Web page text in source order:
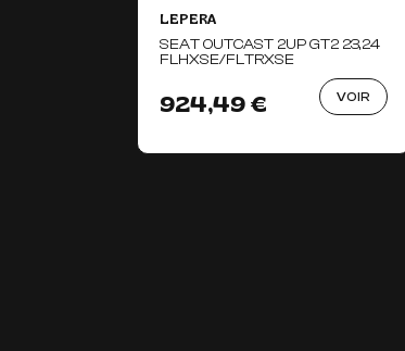
LEPERA
SEAT OUTCAST 2UP GT2 23,24
FLHXSE/FLTRXSE
924,49 € VOIR